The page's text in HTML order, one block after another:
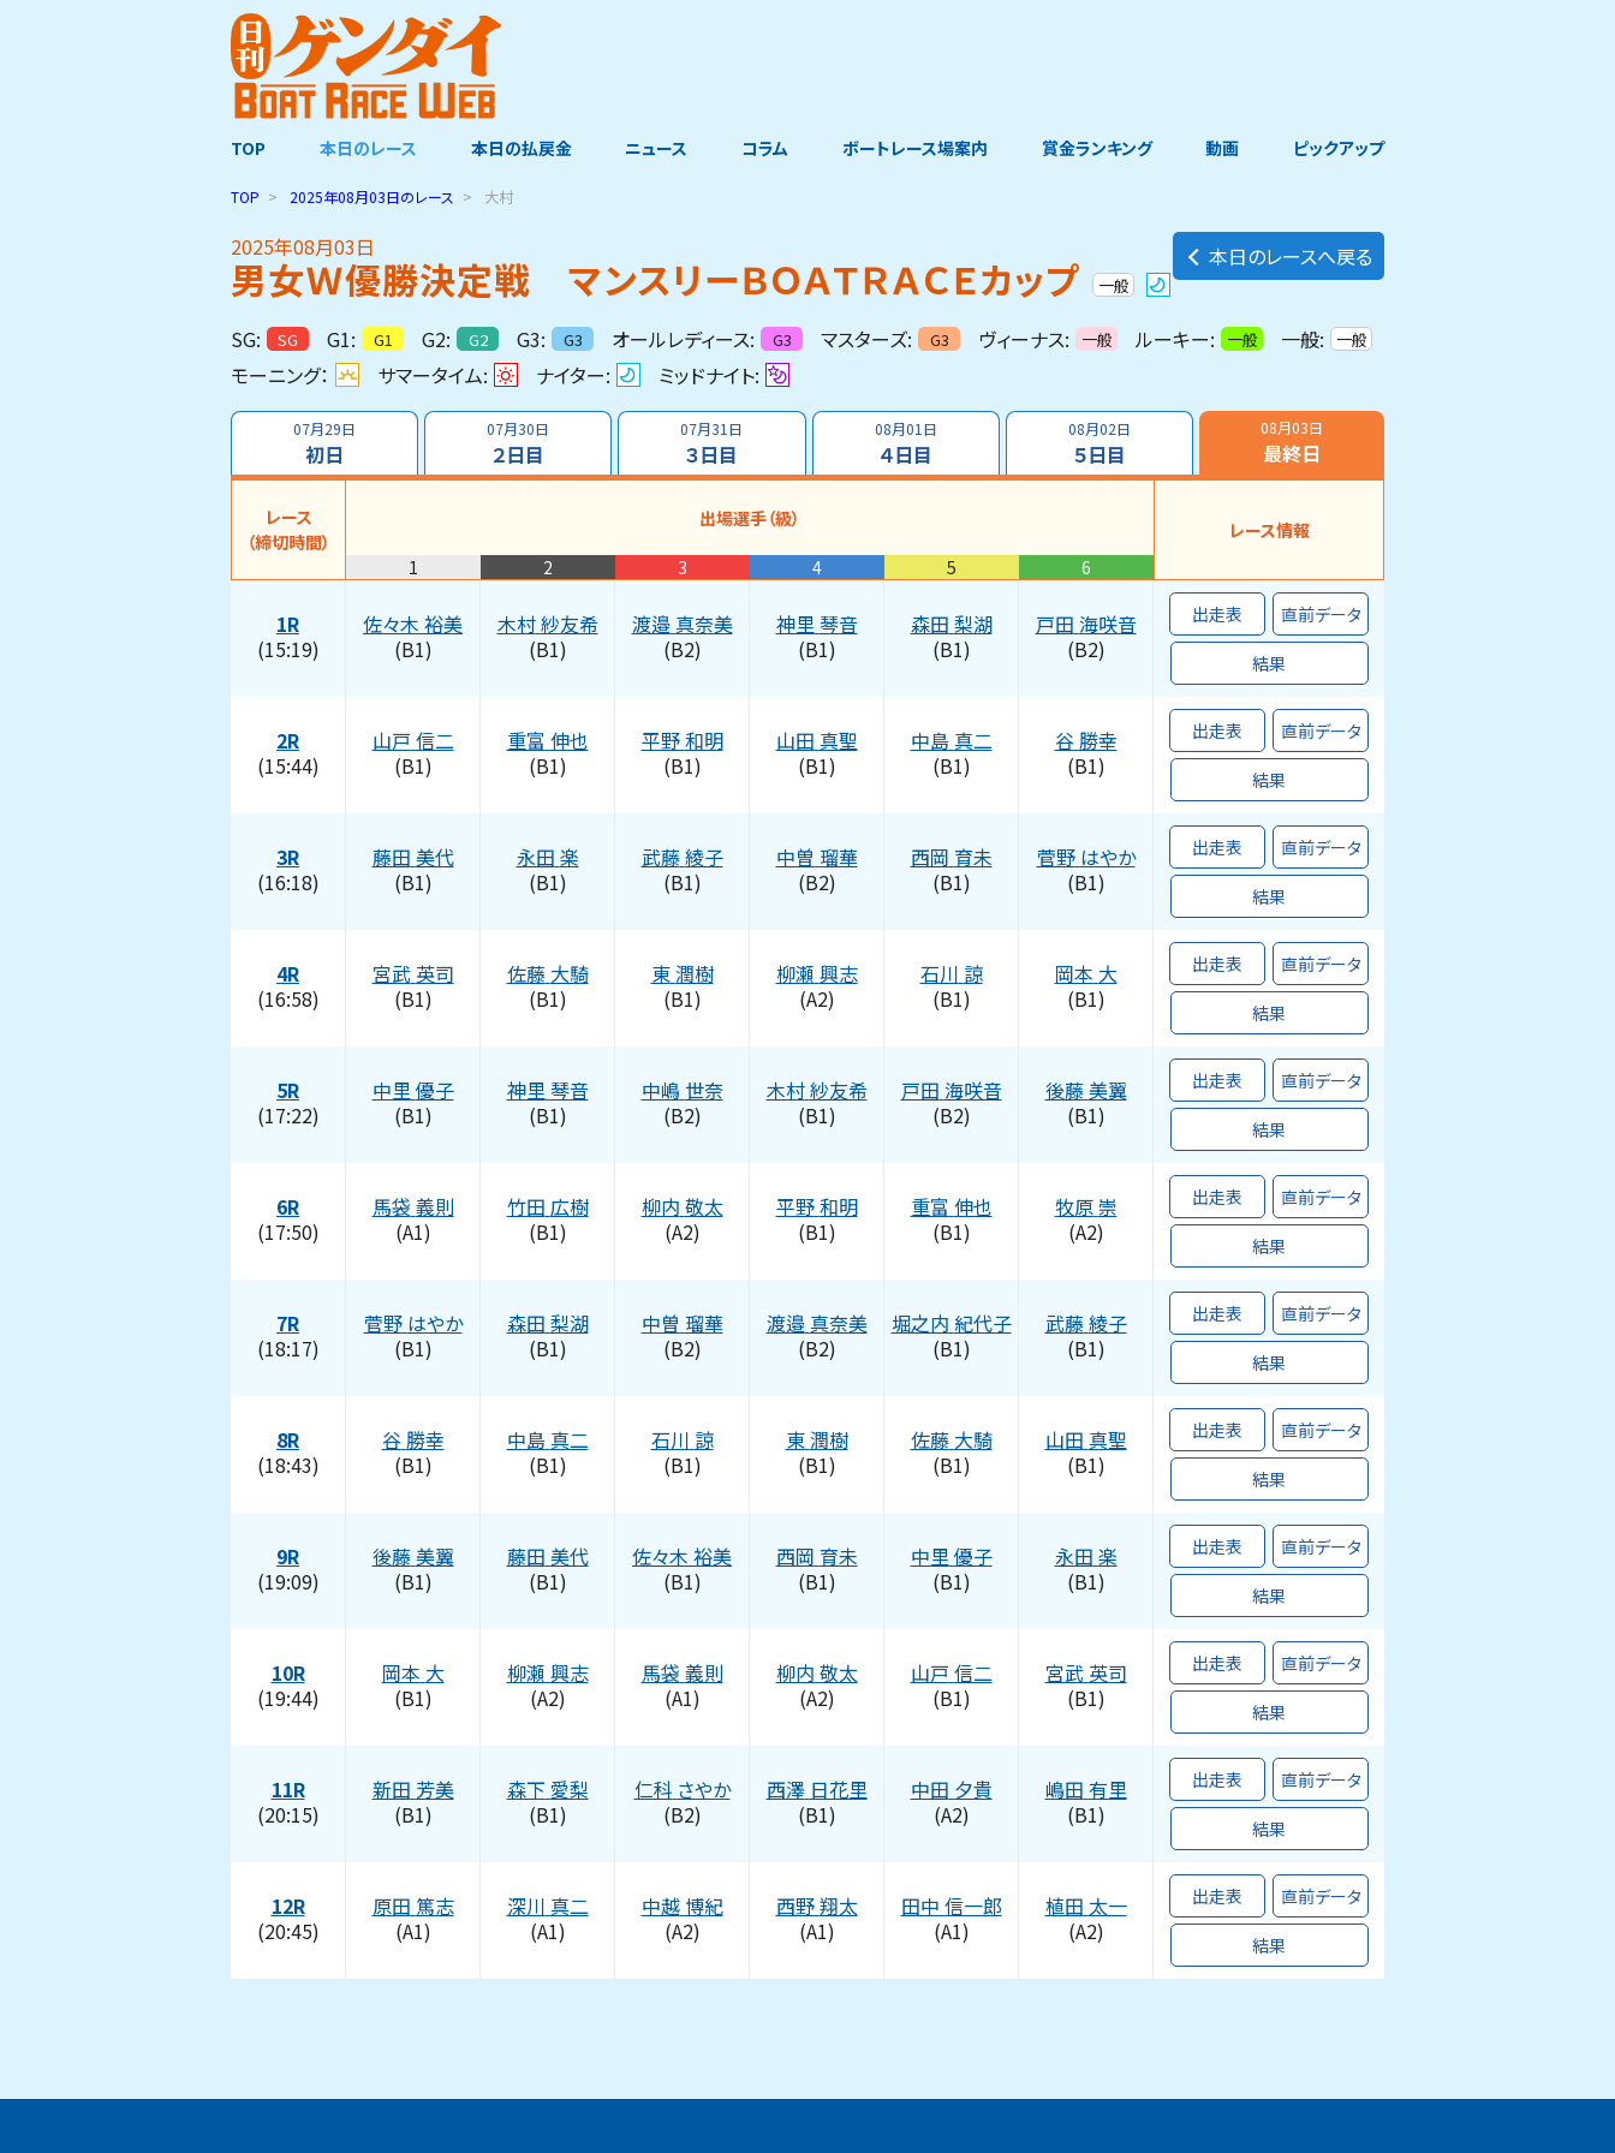
TOP 本日のレース 本日の払戻金 ニュース コラム ボートレース場案内 賞金ランキング 動画 ピックアップ
TOP 2025年08月03日のレース 大村
2025年08月03日
男女Ｗ優勝決定戦 マンスリーＢＯＡＴＲＡＣＥカップ 一般
本日のレースへ戻る
SG: SG G1: G1 G2: G2 G3: G3 オールレディース: G3 マスターズ: G3 ヴィーナス: 一般 ルーキー: 一般 一般: 一般
モーニング： サマータイム: ナイター: ミッドナイト:
07月29日
初日
07月30日
２日目
07月31日
３日目
08月01日
４日目
08月02日
５日目
08月03日
最終日
レース
（締切時間）
出場選手（級）
1 2 3 4 5 6
レース情報
1R
(15:19)
佐々木 裕美
(B1)
木村紗友希
(B1)
渡邉 真奈美
(B2)
神里 琴音
(B1)
森田 梨湖
(B1)
戸田 海咲音
(B2)
出走表 直前データ
結果
2R
(15:44)
山戸 信二
(B1)
重富 伸也
(B1)
平野和明
(B1)
山田 真聖
(B1)
中島真二
(B1)
谷勝幸
(B1)
出走表 直前データ
結果
3R
(16:18)
藤田 美代
(B1)
永田 楽
(B1)
武藤綾子
(B1)
中曽 瑠華
(B2)
西岡 育未
(B1)
菅野 はやか
(B1)
出走表 直前データ
結果
4R
(16:58)
宮武 英司
(B1)
佐藤 大騎
(B1)
東潤樹
(B1)
柳瀬 興志
(A2)
石川 諒
(B1)
岡本 大
(B1)
出走表 直前データ
結果
5R
(17:22)
中里 優子
(B1)
神里 琴音
(B1)
中嶋 世奈
(B2)
木村紗友希
(B1)
戸田 海咲音
(B2)
後藤美翼
(B1)
出走表 直前データ
結果
6R
(17:50)
馬袋 義則
(A1)
竹田 広樹
(B1)
柳内 敬太
(A2)
平野和明
(B1)
重富 伸也
(B1)
牧原崇
(A2)
出走表 直前データ
結果
7R
(18:17)
菅野 はやか
(B1)
森田 梨湖
(B1)
中曽 瑠華
(B2)
渡邉 真奈美
(B2)
堀之内 紀代子
(B1)
武藤綾子
(B1)
出走表 直前データ
結果
8R
(18:43)
谷勝幸
(B1)
中島真二
(B1)
石川 諒
(B1)
東潤樹
(B1)
佐藤 大騎
(B1)
山田 真聖
(B1)
出走表 直前データ
結果
9R
(19:09)
後藤美翼
(B1)
藤田 美代
(B1)
佐々木 裕美
(B1)
西岡 育未
(B1)
中里 優子
(B1)
永田 楽
(B1)
出走表 直前データ
結果
10R
(19:44)
岡本 大
(B1)
柳瀬 興志
(A2)
馬袋 義則
(A1)
柳内 敬太
(A2)
山戸 信二
(B1)
宮武 英司
(B1)
出走表 直前データ
結果
11R
(20:15)
新田 芳美
(B1)
森下 愛梨
(B1)
仁科 さやか
(B2)
西澤 日花里
(B1)
中田 夕貴
(A2)
嶋田 有里
(B1)
出走表 直前データ
結果
12R
(20:45)
原田 篤志
(A1)
深川 真二
(A1)
中越 博紀
(A2)
西野翔太
(A1)
田中 信一郎
(A1)
植田 太一
(A2)
出走表 直前データ
結果